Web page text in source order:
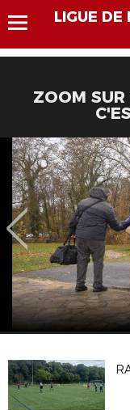
LIGUE DE
ZOOM